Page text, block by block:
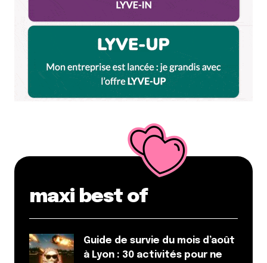
maxi best of
Guide de survie du mois d’août
à Lyon : 30 activités pour ne